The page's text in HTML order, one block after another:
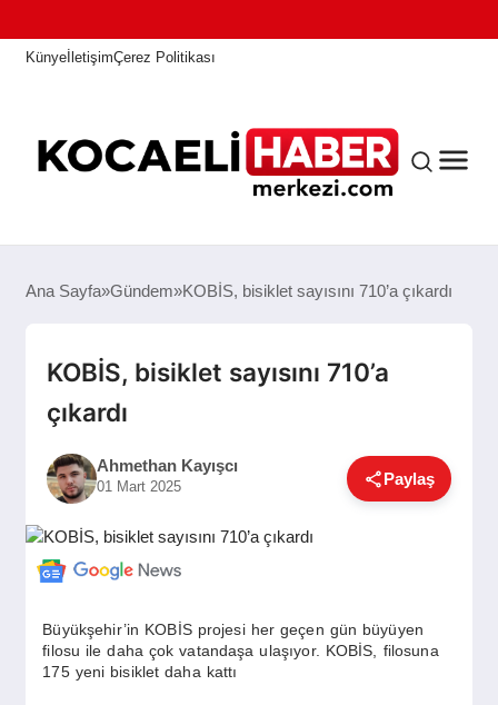
KünyeİletişimÇerez Politikası
ANASAYFA
KOCAELI HABER
GÜNDEM
EĞITIM
Ana Sayfa Gündem KOBİS, bisiklet sayısını 710’a çıkardı
KOBİS, bisiklet sayısını 710’a
çıkardı
Ahmethan Kayışcı
01 Mart 2025 Paylaş
Büyükşehir’in KOBİS projesi her geçen gün büyüyen
filosu ile daha çok vatandaşa ulaşıyor. KOBİS, filosuna
175 yeni bisiklet daha kattı